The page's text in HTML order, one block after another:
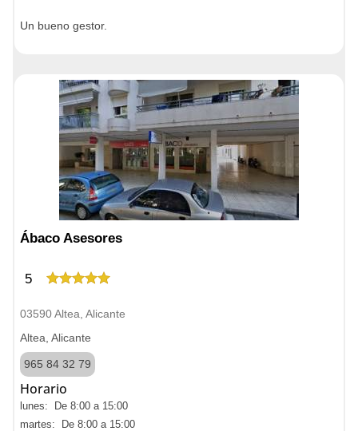
Un bueno gestor.
Ábaco Asesores
5
03590 Altea, Alicante
Altea, Alicante
965 84 32 79
Horario
lunes: De 8:00 a 15:00
martes: De 8:00 a 15:00